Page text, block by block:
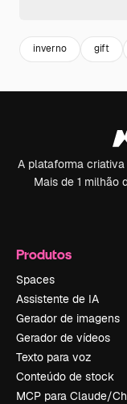
inverno gift
A plataforma
Mais de 1 milhão
Produtos
Spaces
Assistente de IA
Gerador de imagens
Gerador de vídeos
Texto para voz
Conteúdo de stock
MCP para Claude/